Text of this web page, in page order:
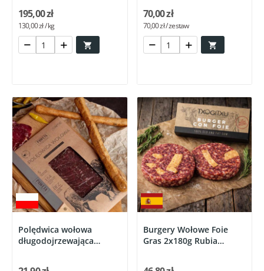

195,00 zł
130,00 zł / kg

70,00 zł
70,00 zł / zestaw
Polędwica wołowa
długodojrzewająca
Burgery Wołowe Foie
Gras 2x180g Rubia